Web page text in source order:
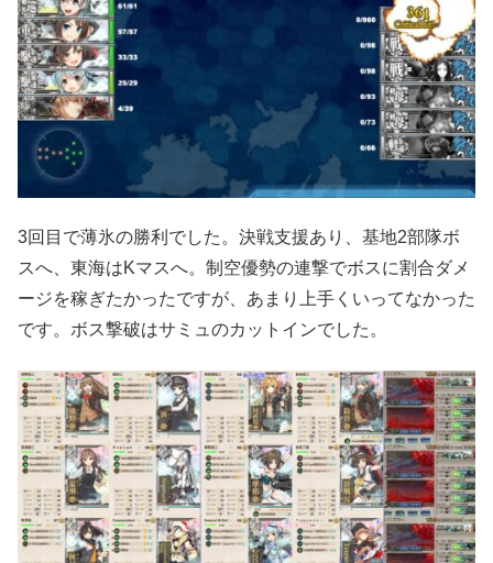
3回目で薄氷の勝利でした。決戦支援あり、基地2部隊ボ
スへ、東海はKマスへ。制空優勢の連撃でボスに割合ダメ
ージを稼ぎたかったですが、あまり上手くいってなかった
です。ボス撃破はサミュのカットインでした。